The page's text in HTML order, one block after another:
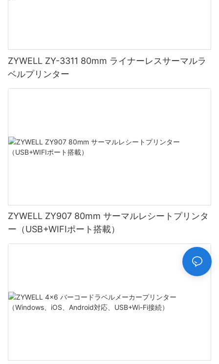
ZYWELL ZY-3311 80mm ライナーレスサーマルラ
ベルプリンター
ZYWELL ZY907 80mm サーマルレシートプリンタ
ー（USB+WIFIポート搭載）